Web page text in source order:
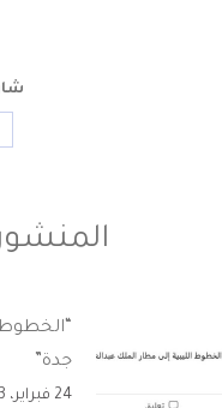
جدة”
24 فبراير، 2023